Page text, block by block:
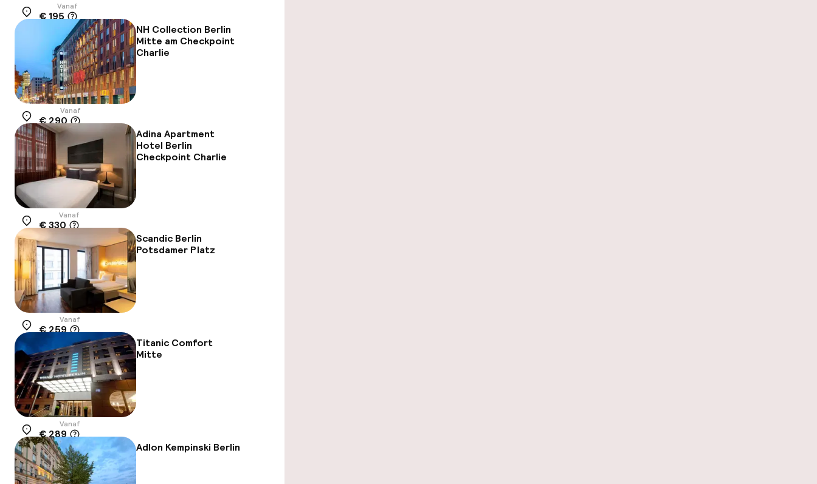
Locatie
Vanaf
€ 195
NH Collection Berlin
Mitte am Checkpoint
Charlie
Locatie
Vanaf
€ 290
Adina Apartment
Hotel Berlin
Checkpoint Charlie
Locatie
Vanaf
€ 330
Scandic Berlin
Potsdamer Platz
Locatie
Vanaf
€ 259
Titanic Comfort
Mitte
Locatie
Vanaf
€ 289
Adlon Kempinski Berlin